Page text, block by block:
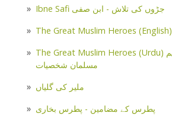
Ibne Safi جڑوں کی تلاش - ابن صفی
The Great Muslim Heroes (English)
The Great Muslim Heroes (Urdu) عظیم
مسلمان شخصیات
ملیر کی گلیاں
پطرس کے مضامین - پطرس بخاری